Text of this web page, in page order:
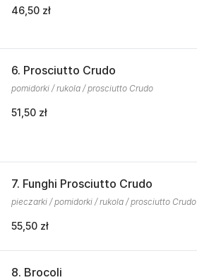
46,50 zł
6. Prosciutto Crudo
pomidorki / rukola / prosciutto Crudo
51,50 zł
7. Funghi Prosciutto Crudo
pieczarki / pomidorki / rukola / prosciutto Crudo
55,50 zł
8. Brocoli